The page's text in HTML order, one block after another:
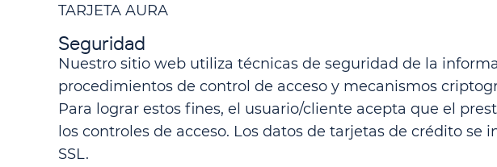
TARJETA AURA
Seguridad
Nuestro sitio web utiliza técnicas de seguridad de la
procedimientos de control de acceso y mecanismos
Para lograr estos fines, el usuario/cliente acepta que el
los controles de acceso. Los datos de tarjetas de crédito
SSL.